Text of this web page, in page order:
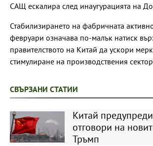
САЩ ескалира след инаугурацията на
Стабилизирането на фабричната
февруари означава по-малък натиск
правителството на Китай да ускори
стимулиране на производствения
СВЪРЗАНИ СТАТИИ
Китай
отговори на
Тръмп